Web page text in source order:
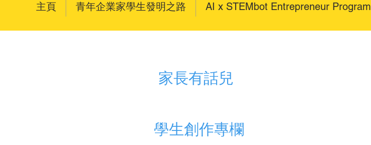
主頁 青年企業家學生發明之路 AI x STEMbot Entrepreneur Program
家長有話兒
學生創作專欄